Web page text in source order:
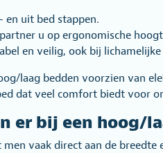
en uit bed stappen.
u op ergonomische
en veilig, ook bij
laag bedden voorzien van
dat veel comfort biedt voor
er bij een hoog/
vaak direct aan de